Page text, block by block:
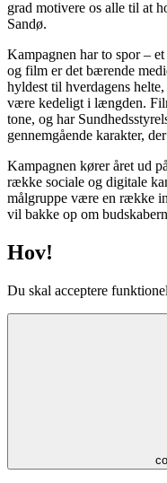
grad motivere os alle til at
Sandø.
Kampagnen har to spor –
og film er det bærende
hyldest til hverdagens
være kedeligt i længden.
tone, og har
gennemgående karakter,
Kampagnen kører året ud
række sociale og digitale
målgruppe være en række
vil bakke op om
Hov!
Du skal acceptere